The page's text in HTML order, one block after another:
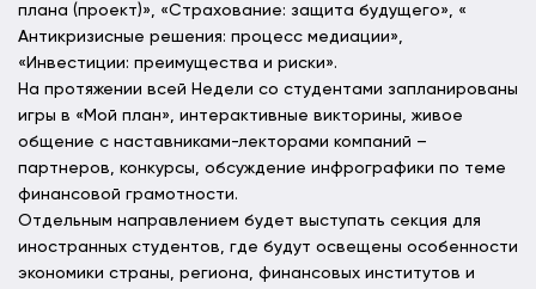
плана (проект)», «Страхование: защита будущего», «
Антикризисные решения: процесс медиации»,
«Инвестиции: преимущества и риски».
На протяжении всей Недели со студентами запланированы
игры в «Мой план», интерактивные викторины, живое
общение с наставниками-лекторами компаний –
партнеров, конкурсы, обсуждение инфрографики по теме
финансовой грамотности.
Отдельным направлением будет выступать секция для
иностранных студентов, где будут освещены особенности
экономики страны, региона, финансовых институтов и